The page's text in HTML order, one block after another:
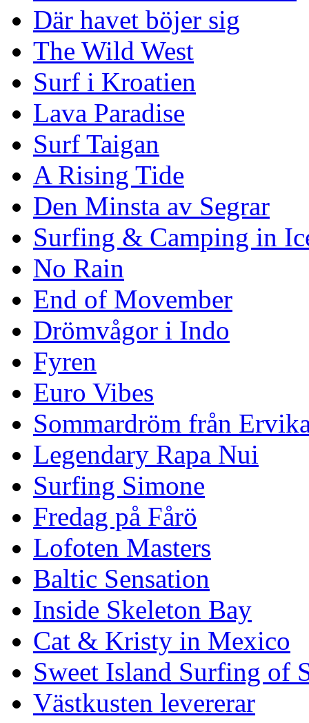
Där havet böjer sig
The Wild West
Surf i Kroatien
Lava Paradise
Surf Taigan
A Rising Tide
Den Minsta av Segrar
Surfing & Camping in
No Rain
End of Movember
Drömvågor i Indo
Fyren
Euro Vibes
Sommardröm från
Legendary Rapa Nui
Surfing Simone
Fredag på Fårö
Lofoten Masters
Baltic Sensation
Inside Skeleton Bay
Cat & Kristy in Mexico
Sweet Island Surfing of
Västkusten levererar